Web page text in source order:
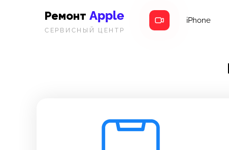
Ремонт Apple
СЕРВИСНЫЙ ЦЕНТР
iPhone